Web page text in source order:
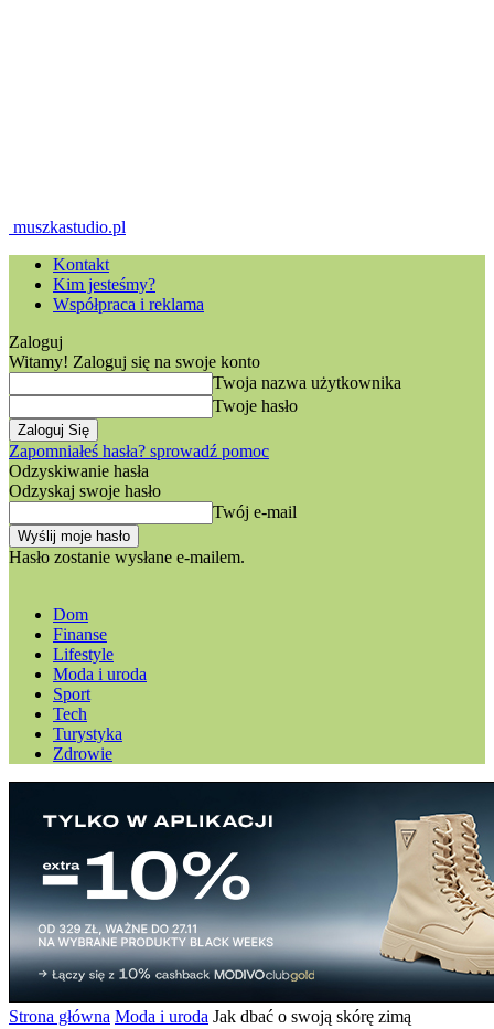
muszkastudio.pl
Kontakt
Kim jesteśmy?
Współpraca i reklama
Zaloguj
Witamy! Zaloguj się na swoje konto
Twoja nazwa użytkownika
Twoje hasło
Zapomniałeś hasła? sprowadź pomoc
Odzyskiwanie hasła
Odzyskaj swoje hasło
Twój e-mail
Hasło zostanie wysłane e-mailem.
Dom
Finanse
Lifestyle
Moda i uroda
Sport
Tech
Turystyka
Zdrowie
Strona główna Moda i uroda Jak dbać o swoją skórę zimą